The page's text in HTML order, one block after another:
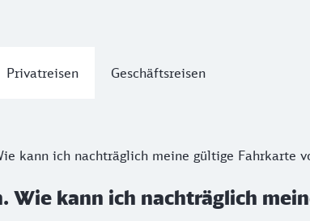
Privatreisen Geschäftsreisen
kann ich nachträglich meine gültige Fahrkarte
Wie kann ich nachträglich